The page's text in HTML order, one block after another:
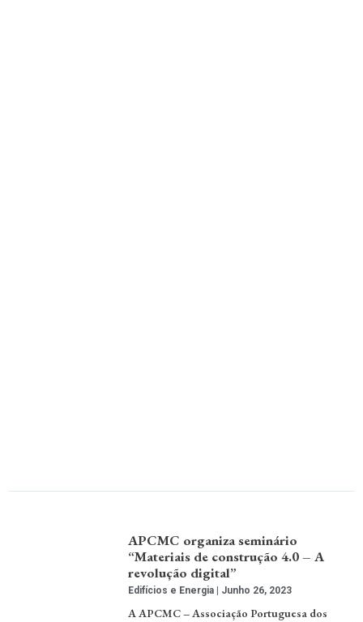
APCMC organiza seminário
“Materiais de construção 4.0 – A
revolução digital”
Edifícios e Energia Junho 26, 2023
A APCMC – Associação Portuguesa dos